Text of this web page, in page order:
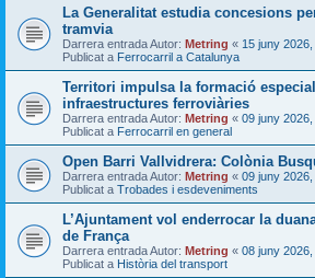
La Generalitat estudia concesions
tramvia
Darrera entrada Autor: Metring « 15 juny
Publicat a Ferrocarril a Catalunya
Territori impulsa la formació
infraestructures ferroviàries
Darrera entrada Autor: Metring « 09 juny
Publicat a Ferrocarril en general
Open Barri Vallvidrera: Colònia
Darrera entrada Autor: Metring « 09 juny 2026,
Publicat a Trobades i esdeveniments
L’Ajuntament vol enderrocar la
de França
Darrera entrada Autor: Metring « 08 juny
Publicat a Història del transport